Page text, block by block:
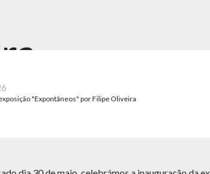
"Expontâneos" por Filipe Oliveira